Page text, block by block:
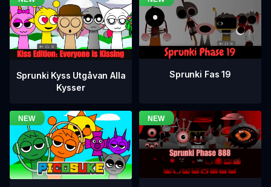
Sprunki Kyss Utgåvan Alla
Kysser
Sprunki Fas 19